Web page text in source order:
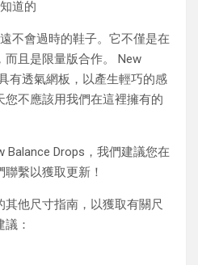
道的
不會過時的鞋子。它不僅是在
且是限量版合作。 New
有透氣網板，以產生輕巧的感
不應該用我們在這裡擁有的
Balance Drops，我們建議您在
繫以獲取更新！
他尺寸指南，以獲取有關尺
：